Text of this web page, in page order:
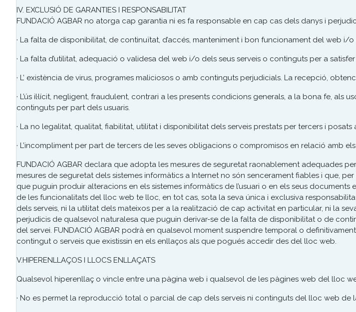
IV. EXCLUSIÓ DE GARANTIES I RESPONSABILITAT
FUNDACIÓ AGBAR no atorga cap garantia ni es fa responsable en cap cas dels danys i
· La falta de disponibilitat, de continuïtat, d’accés, manteniment i bon funcionament del web i/
· La falta d’utilitat, adequació o validesa del web i/o dels seus serveis o continguts per a
· L’ existència de virus, programes maliciosos o amb continguts perjudicials. La recepció,
· L’ús il·lícit, negligent, fraudulent, contrari a les presents condicions generals, a la bona fe, als
continguts per part dels usuaris.
· La no legalitat, qualitat, fiabilitat, utilitat i disponibilitat dels serveis prestats per tercers i
· L’incompliment per part de tercers de les seves obligacions o compromisos en relació amb
FUNDACIÓ AGBAR declara que adopta les mesures de seguretat raonablement adequades
mesures de seguretat dels sistemes informàtics a Internet no són sencerament fiables i que,
que puguin produir alteracions en els sistemes informàtics de l’usuari o en els seus
de les funcionalitats del lloc web te lloc, en tot cas, sota la seva única i exclusiva
dels serveis, ni la utilitat dels mateixos per a la realització de cap activitat en particular, ni la
perjudicis de qualsevol naturalesa que puguin derivar-se de la falta de disponibilitat o de
del servei. FUNDACIÓ AGBAR podrà en qualsevol moment suspendre temporal o
contingut o serveis que existissin en els enllaços als que pogués accedir des del lloc web.
V.HIPERENLLAÇOS I LLOCS ENLLAÇATS
Qualsevol hiperenllaç o vincle entre una pàgina web i qualsevol de les pàgines web del lloc
· No es permet la reproducció total o parcial de cap dels serveis ni continguts del lloc web de la